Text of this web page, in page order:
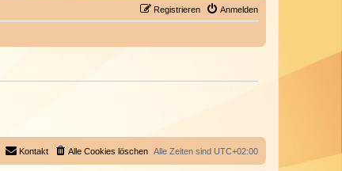
Anmelden
Registrieren
Alle Zeiten sind UTC+02:00
Alle Cookies löschen
Kontakt